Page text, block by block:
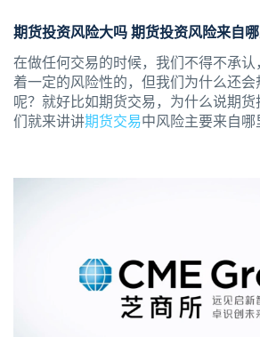
期货投资风险大吗 期货投资风险来自
在做任何交易的时候，我们不得不承
着一定的风险性的，但我们为什么还会
呢？就好比如期货交易，为什么说期
们就来讲讲期货交易中风险主要来自哪